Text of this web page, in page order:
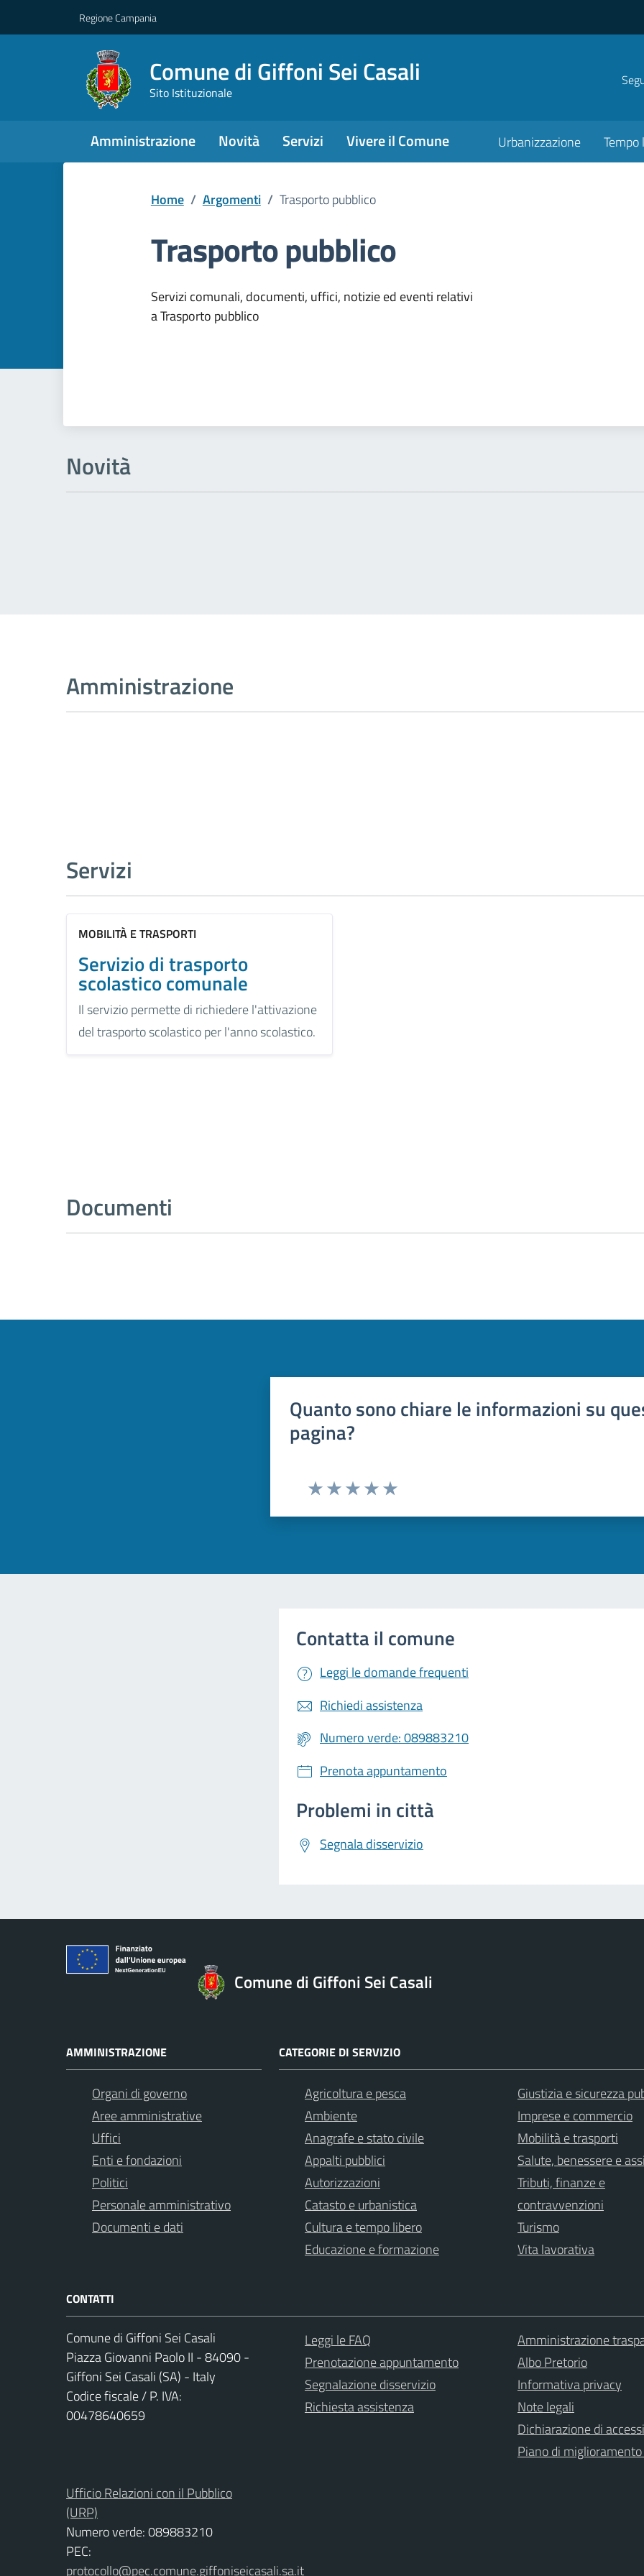
Regione Campania
Comune di Giffoni Sei Casali
Sito Istituzionale
Amministrazione Novità Servizi Vivere il Comune Urbanizzazione Tempo
Home / Argomenti / Trasporto pubblico
Trasporto pubblico
Dettagli dell'argomento
Servizi comunali, documenti, uffici, notizie ed eventi relativi
a Trasporto pubblico
Novità
Amministrazione
Servizi
MOBILITÀ E TRASPORTI
Servizio di trasporto
scolastico comunale
Il servizio permette di richiedere l'attivazione
del trasporto scolastico per l'anno scolastico.
Documenti
Quanto sono chiare le informazioni su
pagina?
Contatta il comune
Leggi le domande frequenti
Richiedi assistenza
Numero verde: 089883210
Prenota appuntamento
Problemi in città
Segnala disservizio
Comune di Giffoni Sei Casali
AMMINISTRAZIONE
Organi di governo
Aree amministrative
Uffici
Enti e fondazioni
Politici
Personale amministrativo
Documenti e dati
CATEGORIE DI SERVIZIO
Agricoltura e pesca
Ambiente
Anagrafe e stato civile
Appalti pubblici
Autorizzazioni
Catasto e urbanistica
Cultura e tempo libero
Educazione e formazione
Giustizia e sicurezza
Imprese e commercio
Mobilità e trasporti
Salute, benessere e
Tributi, finanze e
contravvenzioni
Turismo
Vita lavorativa
CONTATTI
Comune di Giffoni Sei Casali
Piazza Giovanni Paolo II - 84090 -
Giffoni Sei Casali (SA) - Italy
Codice fiscale / P. IVA:
00478640659
Ufficio Relazioni con il Pubblico
(URP)
Numero verde: 089883210
PEC:
protocollo@pec.comune.giffoniseicasali.sa.it
Leggi le FAQ
Prenotazione appuntamento
Segnalazione disservizio
Richiesta assistenza
Amministrazione
Albo Pretorio
Informativa privacy
Note legali
Dichiarazione di
Piano di